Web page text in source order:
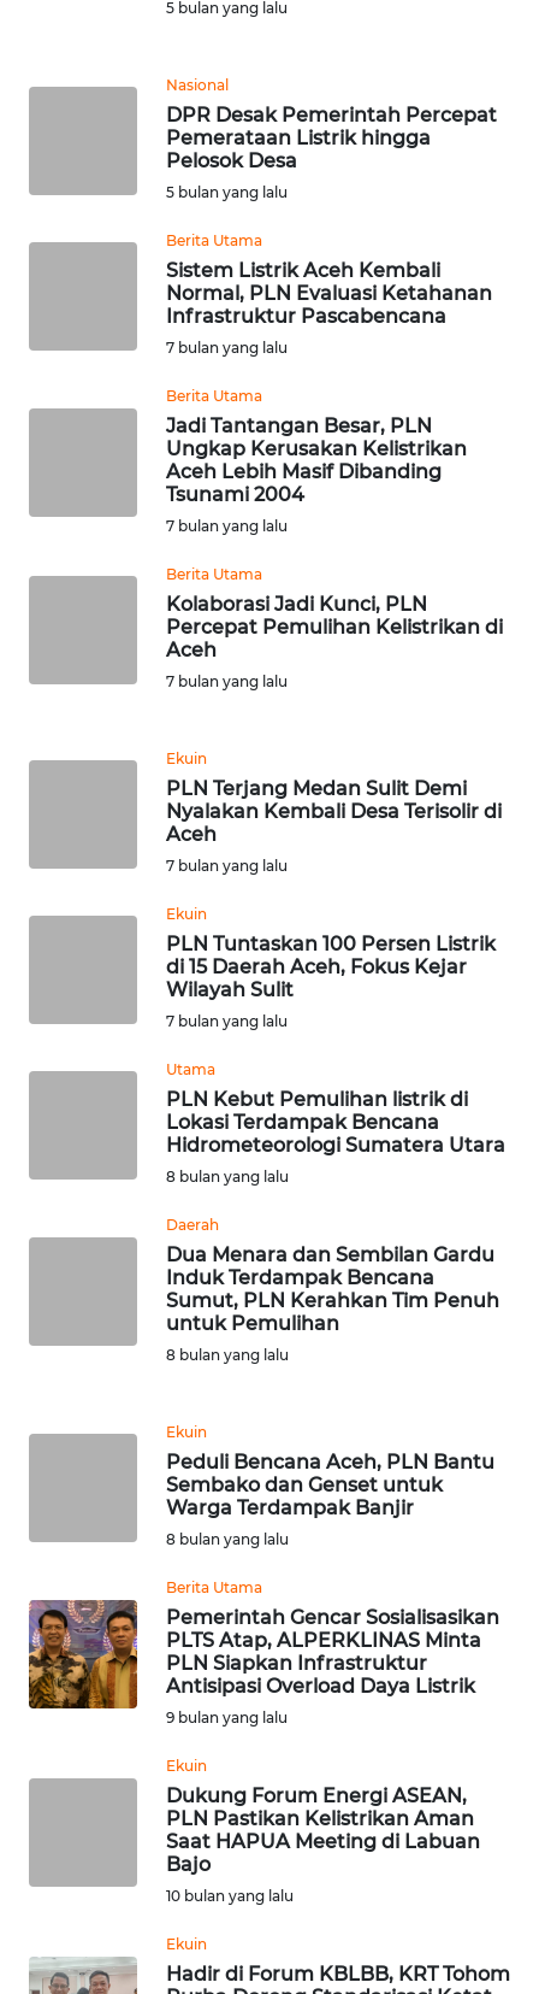
5 bulan yang lalu
Nasional
DPR Desak Pemerintah Percepat
Pemerataan Listrik hingga
Pelosok Desa
5 bulan yang lalu
Berita Utama
Sistem Listrik Aceh Kembali
Normal, PLN Evaluasi Ketahanan
Infrastruktur Pascabencana
7 bulan yang lalu
Berita Utama
Jadi Tantangan Besar, PLN
Ungkap Kerusakan Kelistrikan
Aceh Lebih Masif Dibanding
Tsunami 2004
7 bulan yang lalu
Berita Utama
Kolaborasi Jadi Kunci, PLN
Percepat Pemulihan Kelistrikan di
Aceh
7 bulan yang lalu
Ekuin
PLN Terjang Medan Sulit Demi
Nyalakan Kembali Desa Terisolir di
Aceh
7 bulan yang lalu
Ekuin
PLN Tuntaskan 100 Persen Listrik
di 15 Daerah Aceh, Fokus Kejar
Wilayah Sulit
7 bulan yang lalu
Utama
PLN Kebut Pemulihan listrik di
Lokasi Terdampak Bencana
Hidrometeorologi Sumatera Utara
8 bulan yang lalu
Daerah
Dua Menara dan Sembilan Gardu
Induk Terdampak Bencana
Sumut, PLN Kerahkan Tim Penuh
untuk Pemulihan
8 bulan yang lalu
Ekuin
Peduli Bencana Aceh, PLN Bantu
Sembako dan Genset untuk
Warga Terdampak Banjir
8 bulan yang lalu
Berita Utama
Pemerintah Gencar Sosialisasikan
PLTS Atap, ALPERKLINAS Minta
PLN Siapkan Infrastruktur
Antisipasi Overload Daya Listrik
9 bulan yang lalu
Ekuin
Dukung Forum Energi ASEAN,
PLN Pastikan Kelistrikan Aman
Saat HAPUA Meeting di Labuan
Bajo
10 bulan yang lalu
Ekuin
Hadir di Forum KBLBB, KRT Tohom
KEPRI
WN
WN
SULBAR
WN
SUMSEL
WN
NUSANTARA
WN
JOGJA
WN
JATIM
WN
KALBAR
WN
KALTENG